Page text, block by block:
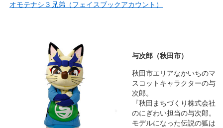
オモテナシ３兄弟（フェイスブックアカウント）
与次郎（秋田市）
秋田市エリアなかいちのマ
スコットキャラクターの与
次郎。
『秋田まちづくり株式会社
のにぎわい担当の与次郎。
モデルになった伝説の狐は